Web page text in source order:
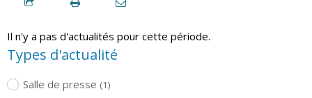
Il n'y a pas d'actualités pour cette période.
Types d'actualité
Salle de presse (1)